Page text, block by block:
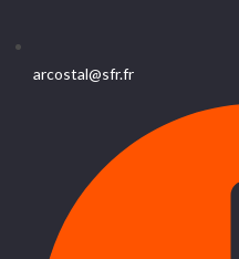
arcostal@sfr.fr